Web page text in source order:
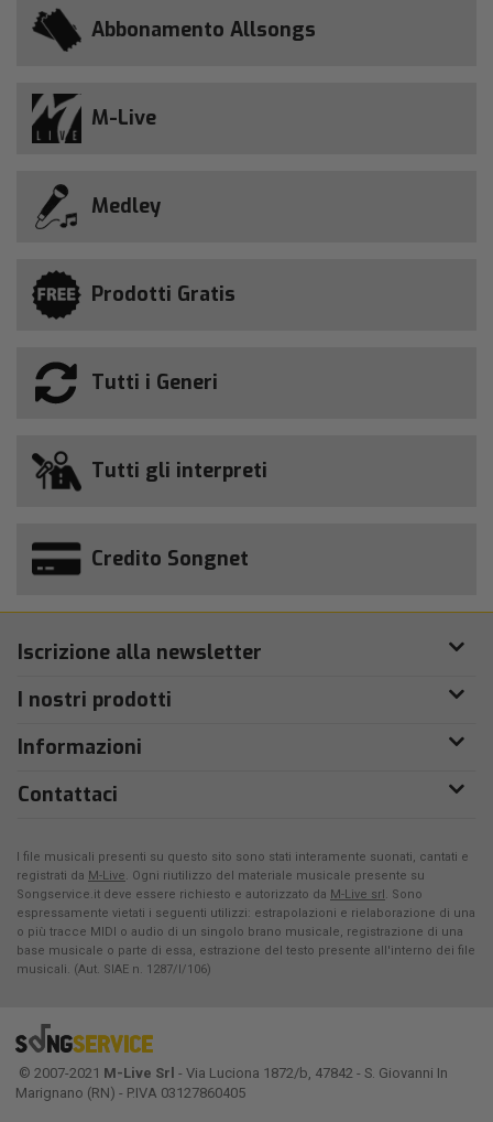
Abbonamento Allsongs
M-Live
Medley
Prodotti Gratis
Tutti i Generi
Tutti gli interpreti
Credito Songnet
Iscrizione alla newsletter
I nostri prodotti
Informazioni
Contattaci
I file musicali presenti su questo sito sono stati interamente suonati, cantati e
registrati da M-Live. Ogni riutilizzo del materiale musicale presente su
Songservice.it deve essere richiesto e autorizzato da M-Live srl. Sono
espressamente vietati i seguenti utilizzi: estrapolazioni e rielaborazione di una
o più tracce MIDI o audio di un singolo brano musicale, registrazione di una
base musicale o parte di essa, estrazione del testo presente all'interno dei file
musicali. (Aut. SIAE n. 1287/I/106)
© 2007-2021 M-Live Srl - Via Luciona 1872/b, 47842 - S. Giovanni In
Marignano (RN) - P.IVA 03127860405